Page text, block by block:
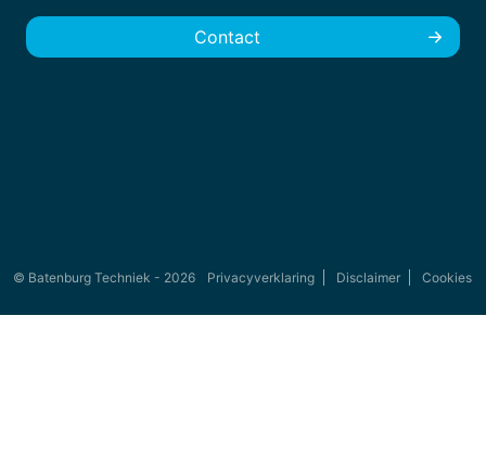
Contact
© Batenburg Techniek - 2026 Privacyverklaring Disclaimer Cookies